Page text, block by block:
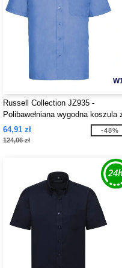
Russell Collection JZ935 -
Polibawełniana wygodna koszula
krótkim rękawem
64,91 zł
124,06 zł
-48%